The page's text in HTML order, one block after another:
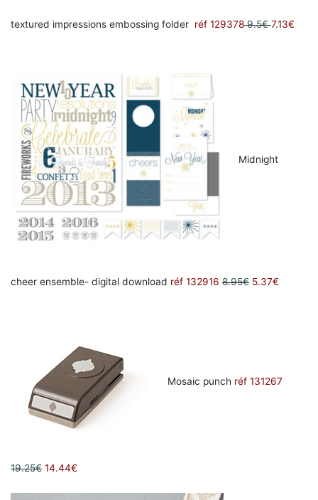
textured impressions embossing folder réf 1293789.5€7.13€
Midnight
cheer ensemble- digital download réf 132916 8.95€ 5.37€
Mosaic punch réf 131267
19.25€ 14.44€